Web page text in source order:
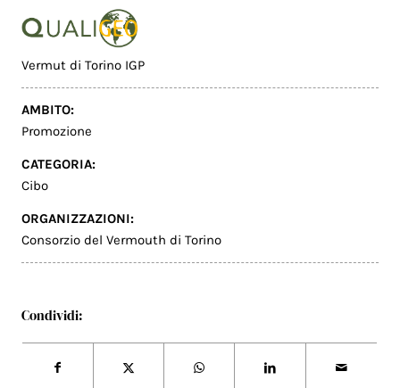
Vermut di Torino IGP
AMBITO:
Promozione
CATEGORIA:
Cibo
ORGANIZZAZIONI:
Consorzio del Vermouth di Torino
Condividi: